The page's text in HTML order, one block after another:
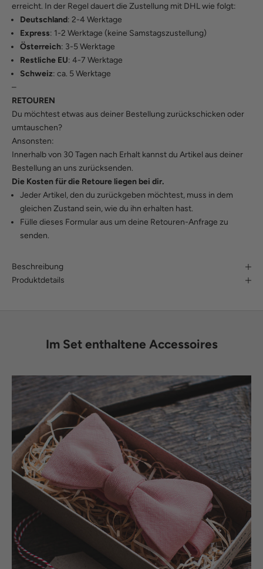
erreicht. In der Regel dauert die Zustellung mit DHL wie folgt:
Deutschland: 2-4 Werktage
Express: 1-2 Werktage (keine Samstagszustellung)
Österreich: 3-5 Werktage
Restliche EU: 4-7 Werktage
Schweiz: ca. 5 Werktage
–
RETOUREN
Du möchtest etwas aus deiner Bestellung zurückschicken oder
umtauschen?
Ansonsten:
Innerhalb von 30 Tagen nach Erhalt kannst du Artikel aus deiner
Bestellung an uns zurücksenden.
Die Kosten für die Retoure liegen bei dir.
Jeder Artikel, den du zurückgeben möchtest, muss in dem
gleichen Zustand sein, wie du ihn erhalten hast.
Fülle dieses Formularaus um deine Retouren-Anfrage zu
senden.
Beschreibung
Produktdetails
Im Set enthaltene Accessoires